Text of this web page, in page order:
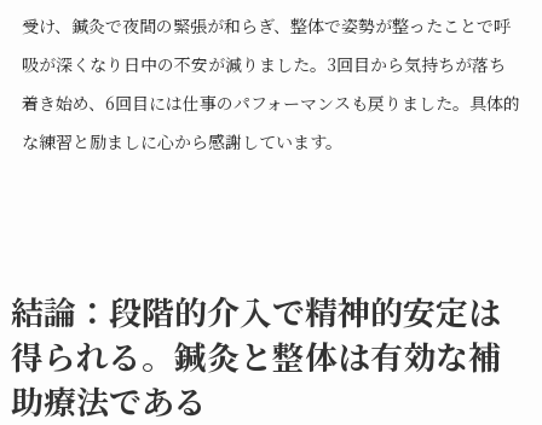
受け、鍼灸で夜間の緊張が和らぎ、整体で姿勢が整ったことで呼
吸が深くなり日中の不安が減りました。3回目から気持ちが落ち
着き始め、6回目には仕事のパフォーマンスも戻りました。具体的
な練習と励ましに心から感謝しています。
結論：段階的介入で精神的安定は
得られる。鍼灸と整体は有効な補
助療法である